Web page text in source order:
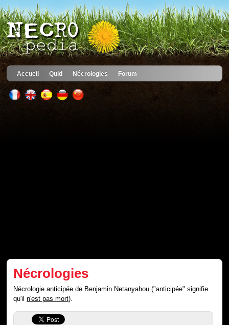
Accueil Quid Nécrologies Forum
Nécrologies
Nécrologieanticipée de Benjamin Netanyahou ("anticipée" signifie
qu'iln'est pas mort).